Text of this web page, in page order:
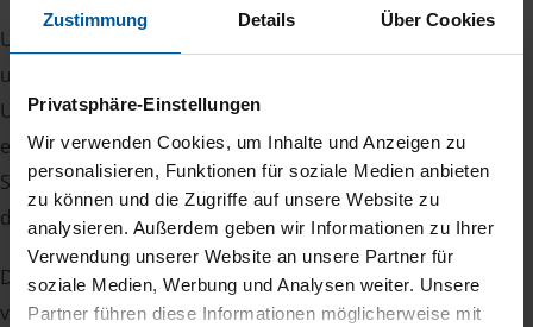
Zustimmung Details Über Cookies
Privatsphäre-Einstellungen
Wir verwenden Cookies, um Inhalte und Anzeigen zu
personalisieren, Funktionen für soziale Medien anbieten
zu können und die Zugriffe auf unsere Website zu
analysieren. Außerdem geben wir Informationen zu Ihrer
Verwendung unserer Website an unsere Partner für
soziale Medien, Werbung und Analysen weiter. Unsere
Partner führen diese Informationen möglicherweise mit
Um Ihre Steuererklärung erstellen zu können, benötigen
unsere Beraterinnen und Berater eine Reihe von
Unterlagen von Ihnen. Dazu gehört beispielsweise die
elektronische Lohnsteuerbescheinigung, Ihre
Steueridentifikationsnummer, der Rentenbescheid oder
die Bescheinigung über das Kindergeld.
Damit Sie sich gut vorbereiten können und keinen der
vielen Nachweise vergessen, stellen wir Ihnen hier eine